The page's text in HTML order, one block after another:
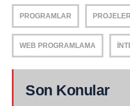
PROGRAMLAR
WEB PROGRAMLAMA
Son Konular